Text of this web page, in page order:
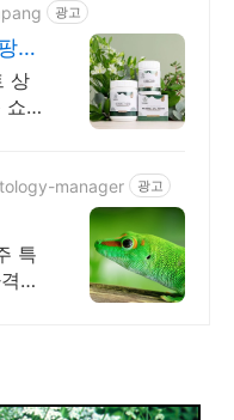
광고
상
쇼
manager 광고
특
증